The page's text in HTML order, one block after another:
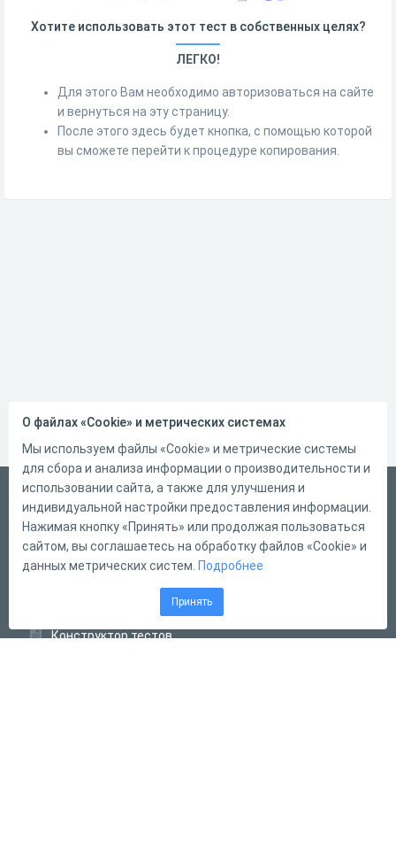
Хотите использовать этот тест в собственных целях?
ЛЕГКО!
Для этого Вам необходимо авторизоваться на сайте
и вернуться на эту страницу.
После этого здесь будет кнопка, с помощью которой
вы сможете перейти к процедуре копирования.
Русский
Справка
Форма обратной связи
Конструктор тестов
О файлах «Cookie» и метрических системах
Мы используем файлы «Cookie» и метрические системы
для сбора и анализа информации о производительности и
использовании сайта, а также для улучшения и
индивидуальной настройки предоставления информации.
Нажимая кнопку «Принять» или продолжая пользоваться
сайтом, вы соглашаетесь на обработку файлов «Cookie» и
данных метрических систем. Подробнее
Принять